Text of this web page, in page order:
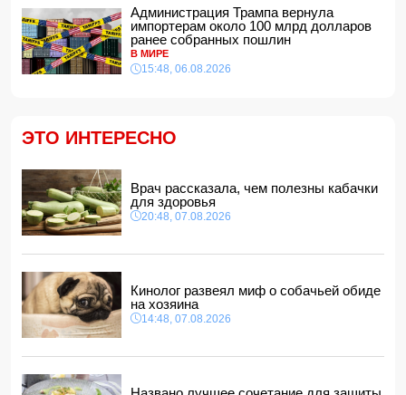
14:00, 07.08.2026
Прогноз погоды в Азербайджане на 8 августа
12:48, 07.08.2026
Уровень безработицы во Франции вырос до рекордного
12:34, 07.08.2026
Житель Гёйчая напал с ножом на предпринимательницу
в кафе
12:28, 07.08.2026
В Нахчыванской АР сотрудники МЧС спасли тонувшего
12:12, 07.08.2026
Администрация Трампа вернула
импортерам около 100 млрд долларов
ранее собранных пошлин
В МИРЕ
15:48, 06.08.2026
ЭТО ИНТЕРЕСНО
Врач рассказала, чем полезны кабачки
для здоровья
20:48, 07.08.2026
Кинолог развеял миф о собачьей обиде
на хозяина
14:48, 07.08.2026